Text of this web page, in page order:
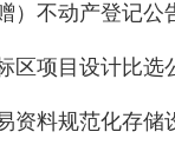
）不动产登记公
区项目设计比选
资料规范化存储